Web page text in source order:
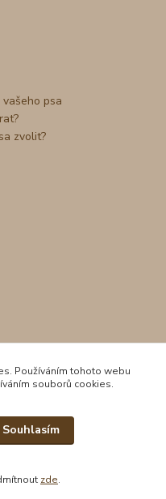
psa
zvolit?
práva vyhrazena
Používáním tohoto webu
souborů cookies.
Souhlasím
zde.